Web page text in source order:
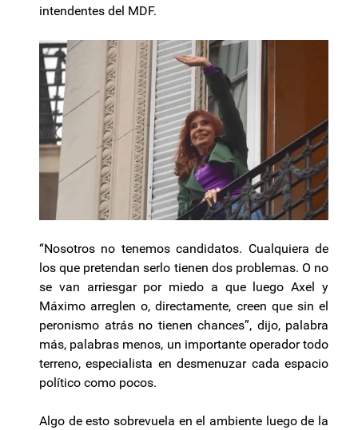
intendentes del MDF.
“Nosotros no tenemos candidatos. Cualquiera de
los que pretendan serlo tienen dos problemas. O no
se van arriesgar por miedo a que luego Axel y
Máximo arreglen o, directamente, creen que sin el
peronismo atrás no tienen chances”, dijo, palabra
más, palabras menos, un importante operador todo
terreno, especialista en desmenuzar cada espacio
político como pocos.
Algo de esto sobrevuela en el ambiente luego de la